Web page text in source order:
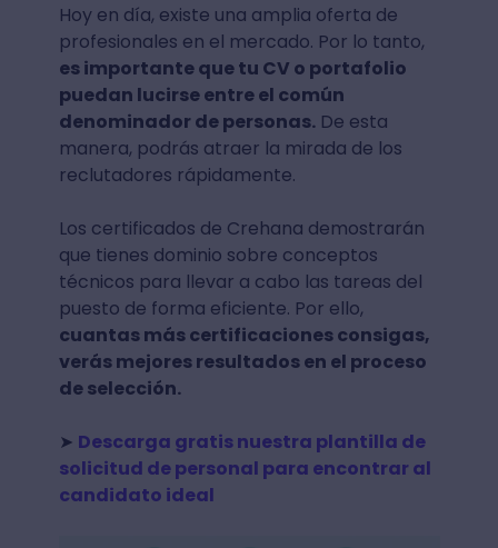
Hoy en día, existe una amplia oferta de
profesionales en el mercado. Por lo tanto,
es importante que tu CV o portafolio
puedan lucirse entre el común
denominador de personas.De esta
manera, podrás atraer la mirada de los
reclutadores rápidamente.
Los certificados de Crehana demostrarán
que tienes dominio sobre conceptos
técnicos para llevar a cabo las tareas del
puesto de forma eficiente. Por ello,
cuantas más certificaciones consigas,
verás mejores resultados en el proceso
de selección.
➤ Descarga gratis nuestra plantilla de
solicitud de personal para encontrar al
candidato ideal